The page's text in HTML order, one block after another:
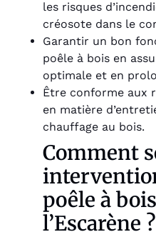
les risques
créosote dans le
Garantir un bon
poêle à bois en
optimale et en
Être conforme aux
en matière
chauffage au bois.
Comment
poêle à
l’Escarène ?